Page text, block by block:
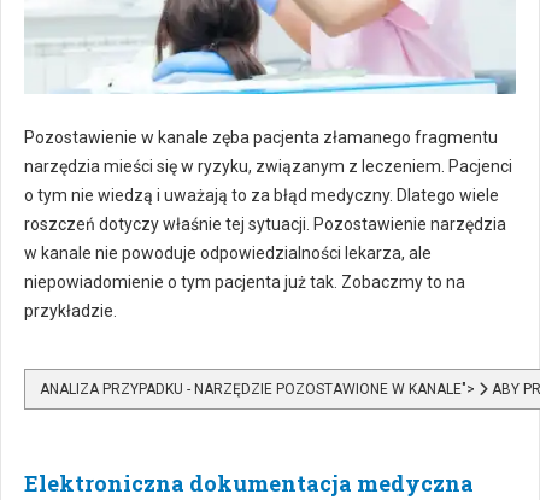
Pozostawienie w kanale zęba pacjenta złamanego fragmentu
narzędzia mieści się w ryzyku, związanym z leczeniem. Pacjenci
o tym nie wiedzą i uważają to za błąd medyczny. Dlatego wiele
roszczeń dotyczy właśnie tej sytuacji. Pozostawienie narzędzia
w kanale nie powoduje odpowiedzialności lekarza, ale
niepowiadomienie o tym pacjenta już tak. Zobaczmy to na
przykładzie.
ANALIZA PRZYPADKU - NARZĘDZIE POZOSTAWIONE W KANALE"> ABY
Elektroniczna dokumentacja medyczna